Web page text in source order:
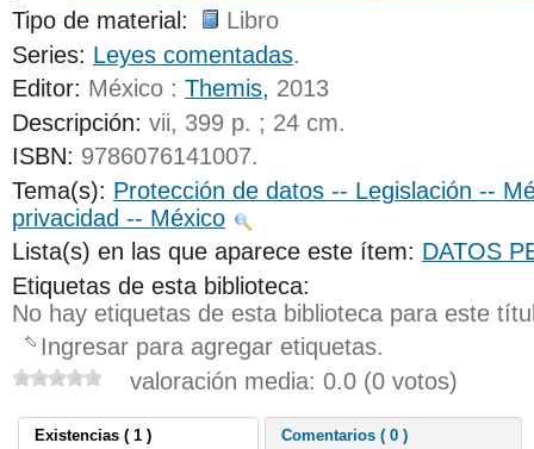
Tipo de material:
Libro
Series: Leyes comentadas.
Editor: México : Themis, 2013
Descripción: vii, 399 p. ; 24 cm.
ISBN: 9786076141007.
Tema(s): Protección de datos -- Legislación --
privacidad -- México
Lista(s) en las que aparece este ítem: DATOS
Etiquetas de esta biblioteca:
No hay etiquetas de esta biblioteca para este
Ingresar para agregar etiquetas.
valoración media: 0.0 (0 votos)
Existencias ( 1 ) Comentarios ( 0 )